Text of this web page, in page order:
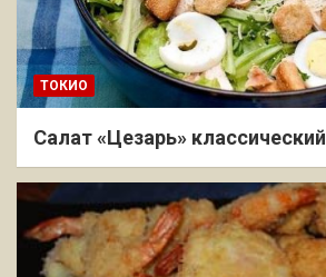
ТОКИО
Салат «Цезарь» классический